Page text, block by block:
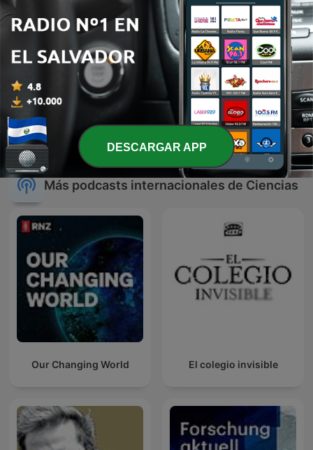
Masaje Cerebral
Más podcasts internacionales de Ciencias
Our Changing World El colegio invisible
DESCARGAR APP